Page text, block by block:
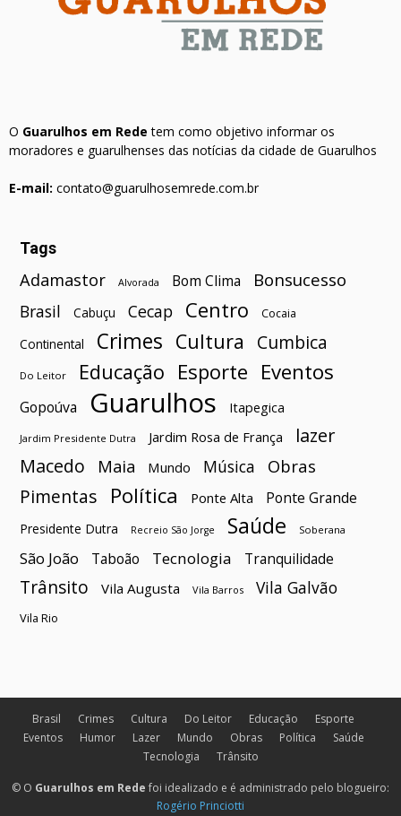
O Guarulhos em Rede tem como objetivo informar os
moradores e guarulhenses das notícias da cidade de Guarulhos
E-mail: contato@guarulhosemrede.com.br
Tags
Adamastor Alvorada Bom Clima Bonsucesso
Brasil Cabuçu Cecap Centro Cocaia
Continental Crimes Cultura Cumbica
Do Leitor Educação Esporte Eventos
Gopoúva Guarulhos Itapegica
Jardim Presidente Dutra Jardim Rosa de França
lazer
Macedo
Maia Mundo Música Obras
Pimentas Política Ponte Alta Ponte Grande
Presidente Dutra Recreio São Jorge Saúde Soberana
São João Taboão Tecnologia Tranquilidade
Trânsito Vila Augusta Vila Barros Vila Galvão
Vila Rio
Brasil Crimes Cultura Do Leitor Educação
Esporte
Eventos
Humor Lazer Mundo Obras Política
Saúde
Tecnologia
Trânsito
© O Guarulhos em Rede foi idealizado e é administrado pelo blogueiro:
Rogério Princiotti